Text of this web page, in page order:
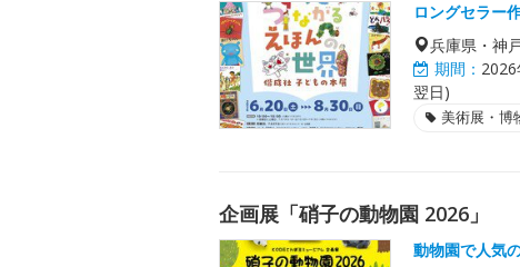
ロングセラー
兵庫県・神
期間：
翌日)
美術展・博
企画展「硝子の動物園 2026」
動物園で人気